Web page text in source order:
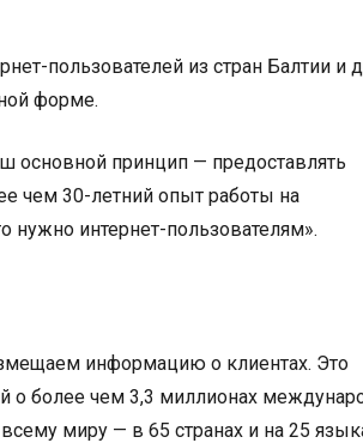
пользователей из стран Балтии и
форме.
основной принцип — предоставлять
чем 30-летний опыт работы на
интернет-пользователям».
информацию о клиентах. Это
о более чем 3,3 миллионах
миру — в 65 странах и на 25